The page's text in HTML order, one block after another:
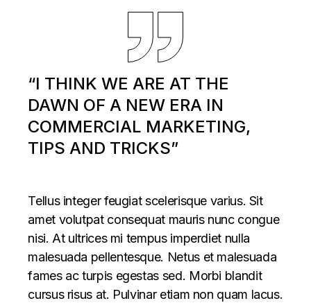
“I THINK WE ARE AT THE
DAWN OF A NEW ERA IN
COMMERCIAL MARKETING,
TIPS AND TRICKS”
Tellus integer feugiat scelerisque varius. Sit
amet volutpat consequat mauris nunc congue
nisi. At ultrices mi tempus imperdiet nulla
malesuada pellentesque. Netus et malesuada
fames ac turpis egestas sed. Morbi blandit
cursus risus at. Pulvinar etiam non quam lacus.